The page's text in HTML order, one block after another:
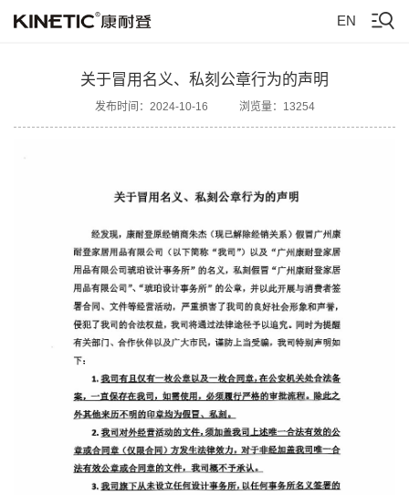
EN
关于冒用名义、私刻公章行为的声明
发布时间：2024-10-16 浏览量：13254